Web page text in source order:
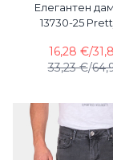
Елегантен
13730-25
33,23 €/
16,28 €/